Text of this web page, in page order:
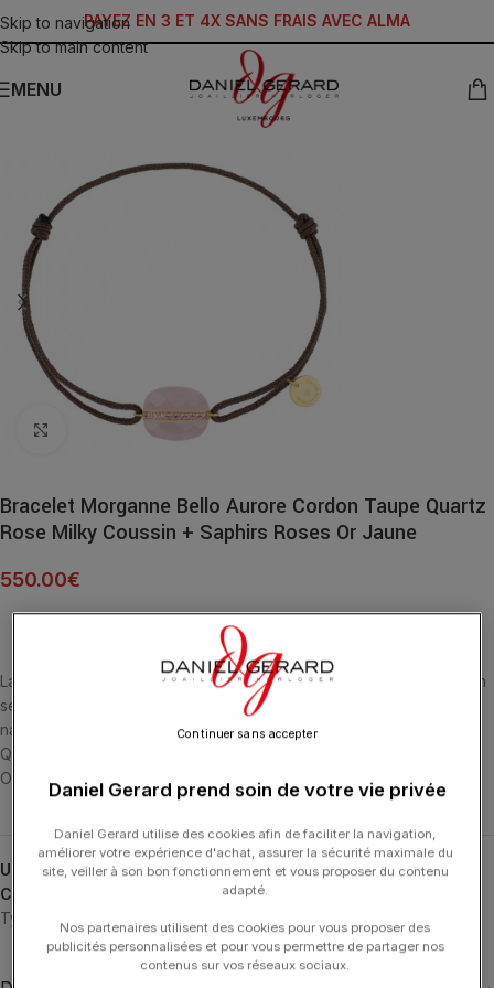
Skip to navigation
Skip to main content
PAYEZ EN 3 ET 4X SANS FRAIS AVEC ALMA
MENU
Click to enlarge
Bracelet Morganne Bello Aurore Cordon Taupe Quartz
Rose Milky Coussin + Saphirs Roses Or Jaune
550.00€
La pierre est illuminée par l’éclat des saphirs finement sertis en son
sein. Une sublime combinaison entre la beauté des pierres
naturelles et l’art du joaillier. BRACELET AURORE CORDON TAUPE
QUARTZ ROSE MILKY COUSSIN (5.60 CARATS) + SAPHIRS ROSES
OR JAUNE 18 CARATS
UGS :FR12X47YA170
Catégories :
Bracelets, Bracelets
Typologies
Daniel Gerard prend soin de votre vie privée
Daniel Gerard utilise des cookies afin de faciliter la navigation,
améliorer votre expérience d'achat, assurer la sécurité maximale du
site, veiller à son bon fonctionnement et vous proposer du contenu
adapté.
Nos partenaires utilisent des cookies pour vous proposer des
publicités personnalisées et pour vous permettre de partager nos
contenus sur vos réseaux sociaux.
Continuer sans accepter